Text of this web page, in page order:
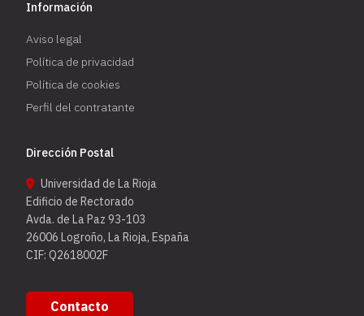
Información
Aviso legal
Política de privacidad
Política de cookies
Perfil del contratante
Dirección Postal
Universidad de La Rioja
Edificio de Rectorado
Avda. de La Paz 93-103
26006 Logroño, La Rioja, España
CIF: Q2618002F
Contacto